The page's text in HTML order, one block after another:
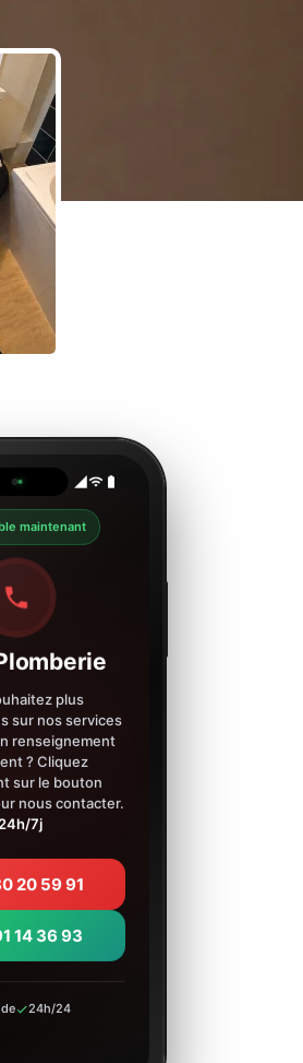
maintenant
plus
sur nos services
renseignement
? Cliquez
sur le bouton
nous contacter.
7j
20 59 91
14 36 93
24h/24